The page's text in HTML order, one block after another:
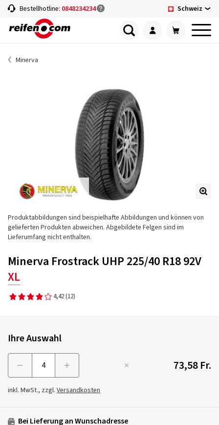
Bestellhotline: 0848234234 Schweiz
Minerva
Produktabbildungen sind beispielhafte Abbildungen und können von
gelieferten Produkten abweichen. Abgebildete Felgen sind im
Lieferumfang nicht enthalten.
Minerva Frostrack UHP 225/40 R18 92V
XL
4,42 (12)
Ihre Auswahl
73,58 Fr.
inkl. MwSt., zzgl. Versandkosten
Bei Lieferung an Wunschadresse